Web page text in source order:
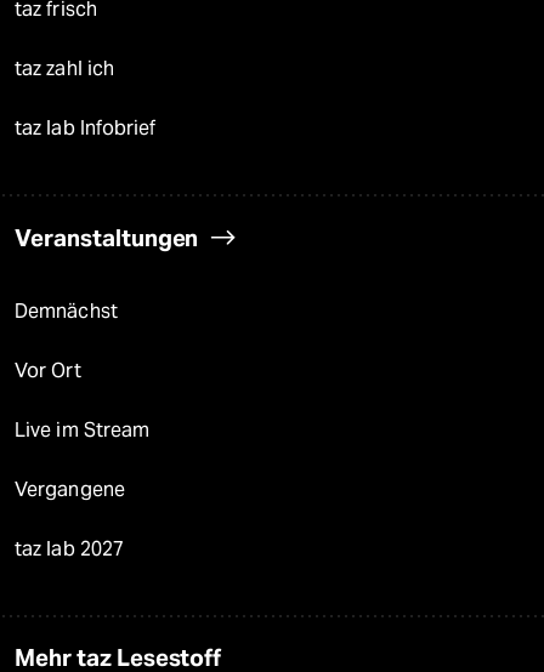
taz frisch
taz zahl ich
taz lab Infobrief
Veranstaltungen
Demnächst
Vor Ort
Live im Stream
Vergangene
taz lab 2027
Mehr taz Lesestoff